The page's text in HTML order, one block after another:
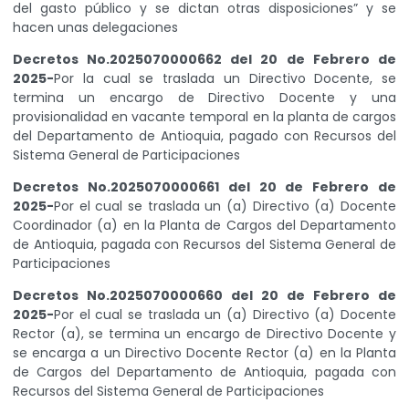
del gasto público y se dictan otras disposiciones” y se
hacen unas delegaciones
Decretos No.2025070000662 del 20 de Febrero de
2025-Por la cual se traslada un Directivo Docente, se
termina un encargo de Directivo Docente y una
provisionalidad en vacante temporal en la planta de cargos
del Departamento de Antioquia, pagado con Recursos del
Sistema General de Participaciones
Decretos No.2025070000661 del 20 de Febrero de
2025-Por el cual se traslada un (a) Directivo (a) Docente
Coordinador (a) en la Planta de Cargos del Departamento
de Antioquia, pagada con Recursos del Sistema General de
Participaciones
Decretos No.2025070000660 del 20 de Febrero de
2025-Por el cual se traslada un (a) Directivo (a) Docente
Rector (a), se termina un encargo de Directivo Docente y
se encarga a un Directivo Docente Rector (a) en la Planta
de Cargos del Departamento de Antioquia, pagada con
Recursos del Sistema General de Participaciones